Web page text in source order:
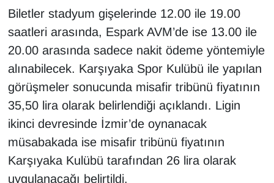
Biletler stadyum gişelerinde 12.00 ile 19.00
saatleri arasında, Espark AVM’de ise 13.00 ile
20.00 arasında sadece nakit ödeme yöntemiyle
alınabilecek. Karşıyaka Spor Kulübü ile yapılan
görüşmeler sonucunda misafir tribünü fiyatının
35,50 lira olarak belirlendiği açıklandı. Ligin
ikinci devresinde İzmir’de oynanacak
müsabakada ise misafir tribünü fiyatının
Karşıyaka Kulübü tarafından 26 lira olarak
uygulanacağı belirtildi.